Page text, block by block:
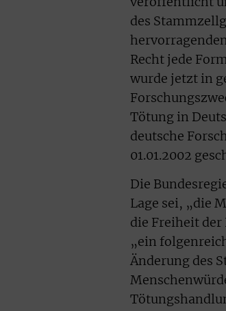
des
Recht jede
wurde jetzt in
Tötung in
deutsche
01.01.2002
Die
Lage sei, „die
die Freiheit der
„ein
Änderung des